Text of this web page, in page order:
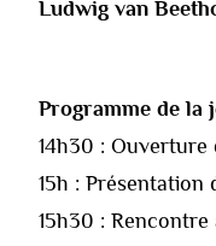
Ludwig van
Programme de la
14h30 : Ouverture
15h :
15h30 :